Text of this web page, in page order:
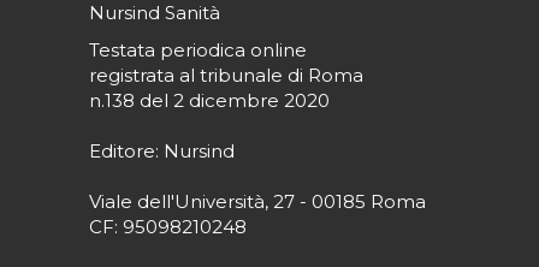
Nursind Sanità
Testata periodica online
registrata al tribunale di Roma
n.138 del 2 dicembre 2020
Editore: Nursind
Viale dell'Università, 27 - 00185 Roma
CF: 95098210248